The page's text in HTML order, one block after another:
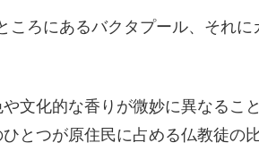
ろにあるバクタプール、それに
文化的な香りが微妙に異なるこ
とつが原住民に占める仏教徒の